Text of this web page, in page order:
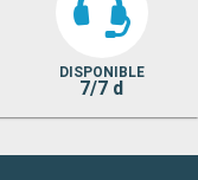
DISPONIBLE
7/7 d